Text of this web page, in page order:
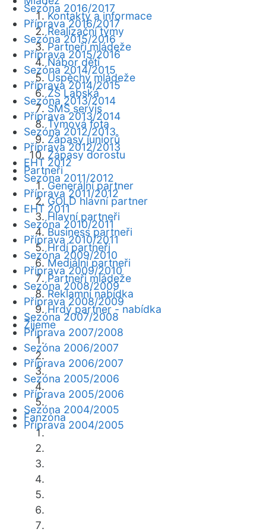
Kontakty a informace
Realizační týmy
Partneři mládeže
Nábor dětí
Úspěchy mládeže
ZŠ Labská
SMS servis
Týmová fota
Zápasy juniorů
Zápasy dorostu
Partneři
Generální partner
GOLD hlavní partner
Hlavní partneři
Business partneři
Hrdí partneři
Mediální partneři
Partneři mládeže
Reklamní nabídka
Hrdý partner - nabídka
Žijeme
Fanzóna
Sezóna 2016/2017
Příprava 2016/2017
Sezóna 2015/2016
Příprava 2015/2016
Sezóna 2014/2015
Příprava 2014/2015
Sezóna 2013/2014
Příprava 2013/2014
Sezóna 2012/2013
Příprava 2012/2013
EHT 2012
Sezóna 2011/2012
Příprava 2011/2012
EHT 2011
Sezóna 2010/2011
Příprava 2010/2011
Sezóna 2009/2010
Příprava 2009/2010
Sezóna 2008/2009
Příprava 2008/2009
Sezóna 2007/2008
Příprava 2007/2008
Sezóna 2006/2007
Příprava 2006/2007
Sezóna 2005/2006
Příprava 2005/2006
Sezóna 2004/2005
Příprava 2004/2005